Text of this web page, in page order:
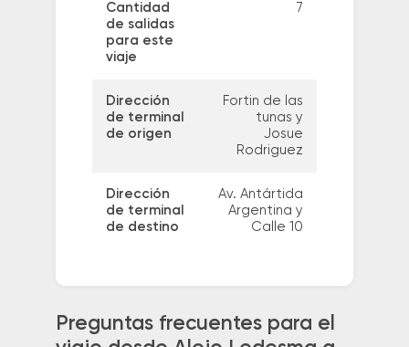
Cantidad
de salidas
para este
viaje
7
Dirección
de terminal
de origen
Fortin de las
tunas y
Josue
Rodriguez
Dirección
de terminal
de destino
Av. Antártida
Argentina y
Calle 10
Preguntas frecuentes para el